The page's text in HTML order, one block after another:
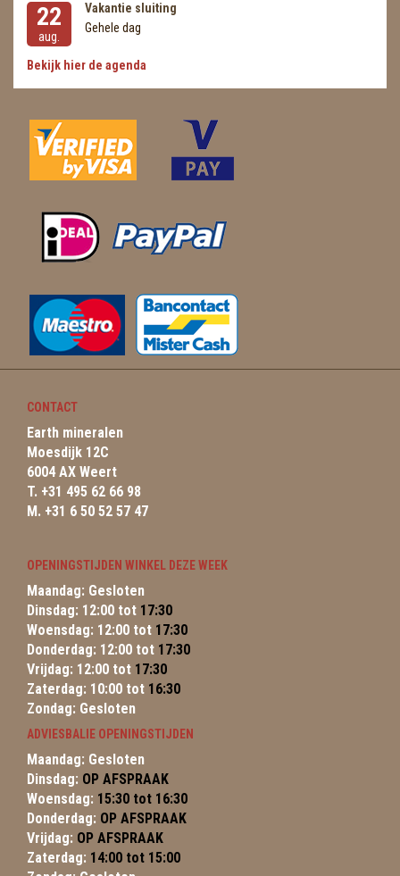
WIEROOK, OLIE & TOEBEHOREN
ZAKJES WATER ELIXERS
22
aug.
Vakantie sluiting
Gehele dag
Bekijk hier de agenda
CONTACT
Earth mineralen
Moesdijk 12C
6004 AX Weert
T. +31 495 62 66 98
M. +31 6 50 52 57 47
OPENINGSTIJDEN WINKEL DEZE WEEK
Maandag: Gesloten
Dinsdag: 12:00 tot 17:30
Woensdag: 12:00 tot 17:30
Donderdag: 12:00 tot 17:30
Vrijdag: 12:00 tot 17:30
Zaterdag: 10:00 tot 16:30
Zondag: Gesloten
ADVIESBALIE OPENINGSTIJDEN
Maandag: Gesloten
Dinsdag: OP AFSPRAAK
Woensdag: 15:30 tot 16:30
Donderdag: OP AFSPRAAK
Vrijdag: OP AFSPRAAK
Zaterdag: 14:00 tot 15:00